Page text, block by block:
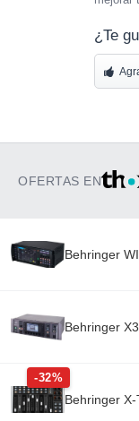
¿Te
OFERTAS EN
Behringer
Behringer
-32%
Behringer